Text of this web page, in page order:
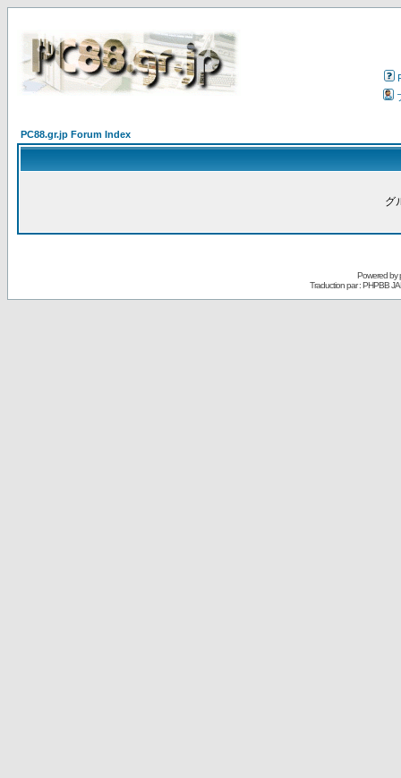
PC88.gr.jp Forum Index
グ
Powered by
Traduction par : PHPBB